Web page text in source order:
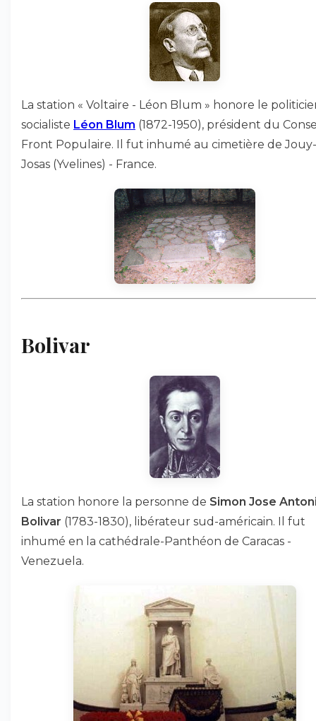
La station « Voltaire - Léon Blum » honore le
socialiste Léon Blum (1872-1950), président du
Front Populaire. Il fut inhumé au cimetière de
Josas (Yvelines) - France.
Bolivar
La station honore la personne de Simon Jose
Bolivar (1783-1830), libérateur sud-américain. Il fut
inhumé en la cathédrale-Panthéon de Caracas -
Venezuela.